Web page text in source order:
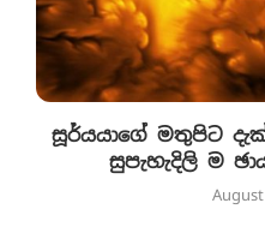
සූර්යයාගේ මතුපිට
සුපැහැදිලි ම